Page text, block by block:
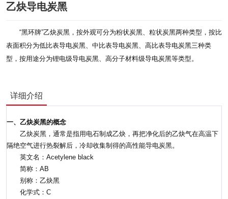
乙炔导电炭黑
“黑环牌”乙炔炭黑，按外观可分为粉状炭黑、粒状炭黑两种类型，按比
表面积分为低比表导电炭黑、中比表导电炭黑、高比表导电炭黑三种类
型，按用途分为锂电级导电炭黑、高分子材料级导电炭黑等类型。
详细介绍
一、乙炔炭黑的概念
乙炔炭黑，通常是指用电石制成乙炔，再把净化后的乙炔气在高温下
隔绝空气进行热裂解后，冷却收集制得的高性能导电炭黑。
英文名：Acetylene black
简称：AB
别称：乙炔黑
化学式：C